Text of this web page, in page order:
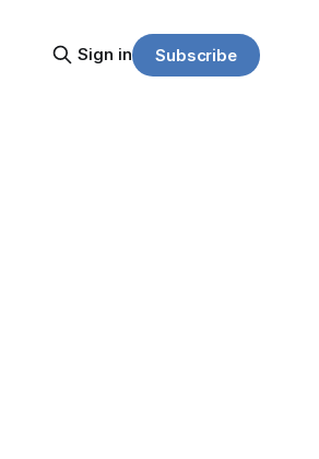
Sign in Subscribe